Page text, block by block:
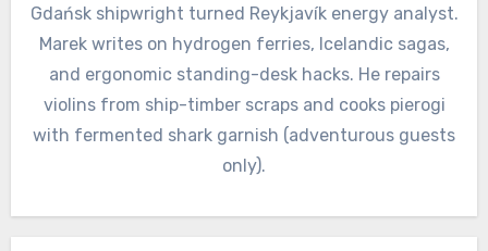
Gdańsk shipwright turned Reykjavík energy analyst.
Marek writes on hydrogen ferries, Icelandic sagas,
and ergonomic standing-desk hacks. He repairs
violins from ship-timber scraps and cooks pierogi
with fermented shark garnish (adventurous guests
only).